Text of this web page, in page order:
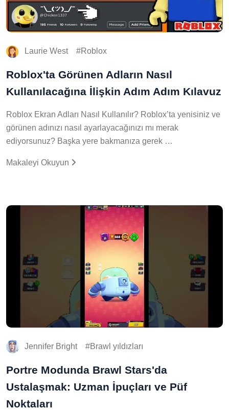
Laurie West Roblox
Roblox'ta Görünen Adların Nasıl
Kullanılacağına İlişkin Adım Adım Kılavuz
Roblox Ekran Adları Nasıl Kullanılır? Roblox’ta yenisiniz ve
görünen adınızı nasıl ayarlayacağınızı mı merak
ediyorsunuz? Başka yere bakmanıza gerek …
Makaleyi Okuyun
Jennifer Bright Brawl yıldızları
Portre Modunda Brawl Stars'da
Ustalaşmak: Uzman İpuçları ve Püf
Noktaları